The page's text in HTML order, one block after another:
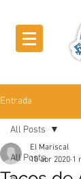
Entrada
All Posts
All Posts
El Mariscal
10 abr 2020 1